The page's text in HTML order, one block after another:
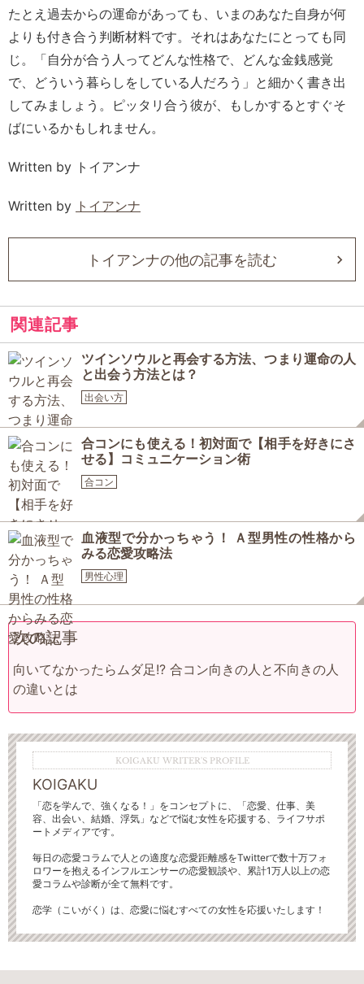
たとえ過去からの運命があっても、いまのあなた自身が何
よりも付き合う判断材料です。それはあなたにとっても同
じ。「自分が合う人ってどんな性格で、どんな金銭感覚
で、どういう暮らしをしている人だろう」と細かく書き出
してみましょう。ピッタリ合う彼が、もしかするとすぐそ
ばにいるかもしれません。
Written by トイアンナ
Written by トイアンナ
トイアンナの他の記事を読む
関連記事
ツインソウルと再会する方法、つまり運命の人
と出会う方法とは？
出会い方
合コンにも使える！初対面で【相手を好きにさ
せる】コミュニケーション術
合コン
血液型で分かっちゃう！ Ａ型男性の性格から
みる恋愛攻略法
男性心理
次の記事
向いてなかったらムダ足!? 合コン向きの人と不向きの人
の違いとは
KOIGAKU WRITER'S PROFILE
KOIGAKU
「恋を学んで、強くなる！」をコンセプトに、「恋愛、仕事、美
容、出会い、結婚、浮気」などで悩む女性を応援する、ライフサポ
ートメディアです。
毎日の恋愛コラムで人との適度な恋愛距離感をTwitterで数十万フォ
ロワーを抱えるインフルエンサーの恋愛観談や、累計1万人以上の恋
愛コラムや診断が全て無料です。
恋学（こいがく）は、恋愛に悩むすべての女性を応援いたします！